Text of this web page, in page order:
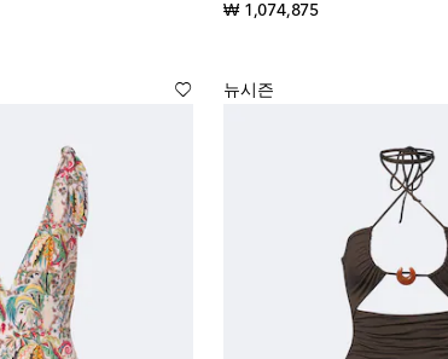
₩ 1,074,875original price
뉴시즌